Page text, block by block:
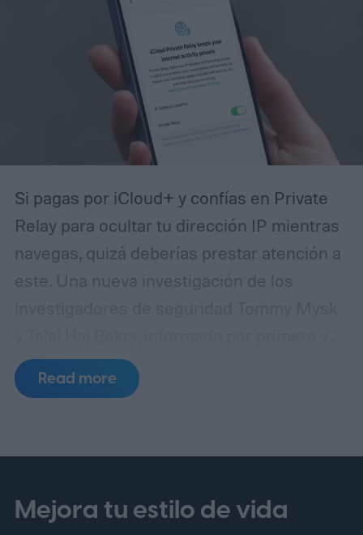
Si pagas por iCloud+ y confías en Private
Relay para ocultar tu dirección IP mientras
navegas, quizá deberías prestar atención a
este. Una nueva investigación de los
por 404 Media, revela que Private Relay no
oculta tu dirección IP tan bien como afirma
Read more
Mejora tu estilo de vida